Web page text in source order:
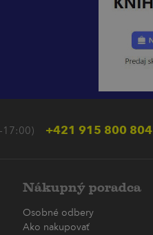
17:00) +421 915 800 804
Nákupný poradca
Osobné odbery
Ako nakupovať